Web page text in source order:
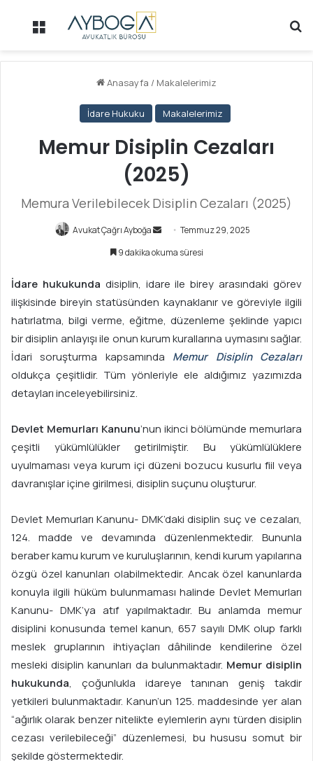
Menü
Anasayfa / Makalelerimiz
İdare Hukuku Makalelerimiz
Memur Disiplin Cezaları
(2025)
Memura Verilebilecek Disiplin Cezaları (2025)
Avukat Çağrı Ayboğa
B
e
-
t
a
n
d
e
r
e
Temmuz 29, 2025
9 dakika okuma süresi
İdare hukukunda disiplin, idare ile birey arasındaki görev
ilişkisinde bireyin statüsünden kaynaklanır ve göreviyle ilgili
hatırlatma, bilgi verme, eğitme, düzenleme şeklinde yapıcı
bir disiplin anlayışı ile onun kurum kurallarına uymasını sağlar.
İdari soruşturma kapsamında Memur Disiplin Cezaları
oldukça çeşitlidir. Tüm yönleriyle ele aldığımız yazımızda
detayları inceleyebilirsiniz.
Devlet Memurları Kanunu’nun ikinci bölümünde memurlara
çeşitli yükümlülükler getirilmiştir. Bu yükümlülüklere
uyulmaması veya kurum içi düzeni bozucu kusurlu fiil veya
davranışlar içine girilmesi, disiplin suçunu oluşturur.
Devlet Memurları Kanunu- DMK’daki disiplin suç ve cezaları,
124. madde ve devamında düzenlenmektedir. Bununla
beraber kamu kurum ve kuruluşlarının, kendi kurum yapılarına
özgü özel kanunları olabilmektedir. Ancak özel kanunlarda
konuyla ilgili hüküm bulunmaması halinde Devlet Memurları
Kanunu- DMK’ya atıf yapılmaktadır. Bu anlamda memur
disiplini konusunda temel kanun, 657 sayılı DMK olup farklı
meslek gruplarının ihtiyaçları dâhilinde kendilerine özel
mesleki disiplin kanunları da bulunmaktadır. Memur disiplin
hukukunda, çoğunlukla idareye tanınan geniş takdir
yetkileri bulunmaktadır. Kanun’un 125. maddesinde yer alan
“ağırlık olarak benzer nitelikte eylemlerin aynı türden disiplin
cezası verilebileceği” düzenlemesi, bu hususu somut bir
şekilde göstermektedir.